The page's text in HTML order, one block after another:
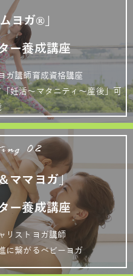
ヨガ®」
ー養成講座
ガ講師育成資格講座
妊活～マタニティ～産後」可
02
ママヨガ」
ー養成講座
リストヨガ講師
に繋がるベビーヨガ